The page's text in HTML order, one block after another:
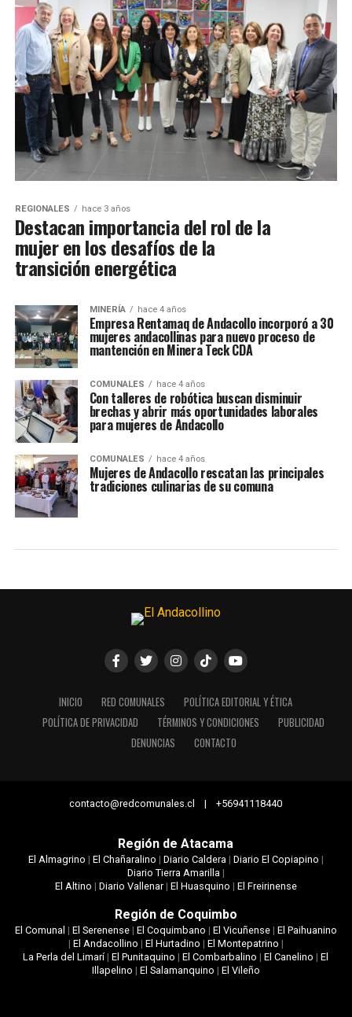
REGIONALES hace 3 años
Destacan importancia del rol de la
mujer en los desafíos de la
transición energética
MINERÍA hace 4 años
Empresa Rentamaq de Andacollo incorporó a 30
mujeres andacollinas para nuevo proceso de
mantención en Minera Teck CDA
COMUNALES hace 4 años
Con talleres de robótica buscan disminuir
brechas y abrir más oportunidades laborales
para mujeres de Andacollo
COMUNALES hace 4 años
Mujeres de Andacollo rescatan las principales
tradiciones culinarias de su comuna
INICIO RED COMUNALES
POLÍTICA EDITORIAL Y ÉTICA
POLÍTICA DE PRIVACIDAD
TÉRMINOS Y CONDICIONES
PUBLICIDAD
DENUNCIAS
CONTACTO
contacto@redcomunales.cl | +56941118440
Región de Atacama
El Almagrino | El Chañaralino | Diario Caldera| Diario El Copiapino |
Diario Tierra Amarilla|
El Altino | Diario Vallenar| El Huasquino | El Freirinense
Región de Coquimbo
El Comunal | El Serenense| El Coquimbano | El Vicuñense| El Paihuanino
| El Andacollino | El Hurtadino | El Montepatrino |
La Perla del Limarí|El Punitaquino |El Combarbalino |El Canelino |El
Illapelino | El Salamanquino | El Vileño